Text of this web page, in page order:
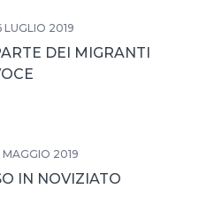
LUGLIO 2019
DEI MIGRANTI
MAGGIO 2019
IN NOVIZIATO